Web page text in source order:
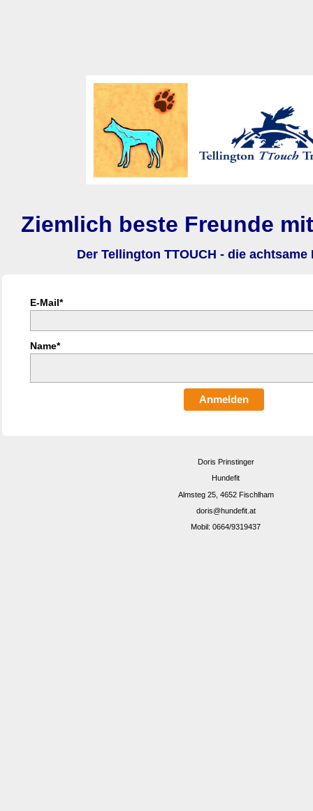
Ziemlich beste Freunde
Der Tellington TTOUCH - die
E-Mail*
Name*
Anmelden
Doris Prinstinger
Hundefit
Almsteg 25, 4652 Fischlham
doris@hundefit.at
Mobil: 0664/9319437